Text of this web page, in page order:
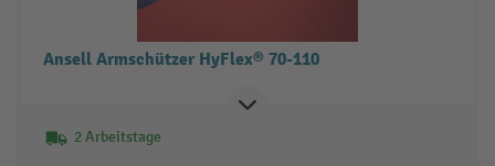
Ansell Armschützer HyFlex® 70-110
2 Arbeitstage